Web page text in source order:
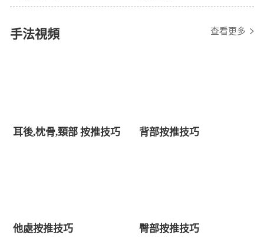
手法視頻 查看更多
耳後,枕骨,頸部 按推技巧 背部按推技巧
他處按推技巧 臀部按推技巧